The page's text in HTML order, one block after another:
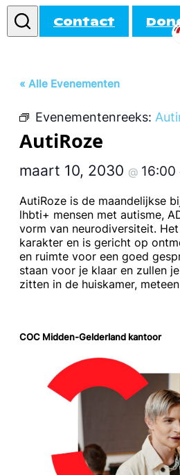
Contact
Activiteiten
Agenda
« Alle Evenementen
Evenementenreeks:
AutiRoze
maart 10, 2030 @ 16:00
AutiRoze is de maandelijkse
lhbti+ mensen met autisme,
vorm van neurodiversiteit.
karakter en is gericht op
en ruimte voor een goed
staan voor je klaar en zullen
zitten in de huiskamer,
COC Midden-Gelderland kantoor